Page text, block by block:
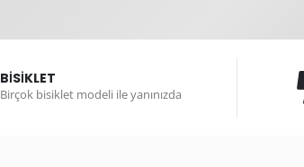
BİSİKLET
Birçok bisiklet modeli ile yanınızda